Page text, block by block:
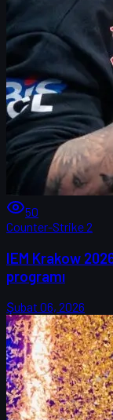
50
Counter-Strike 2
IEM Krakow
programı
Şubat 06, 2026